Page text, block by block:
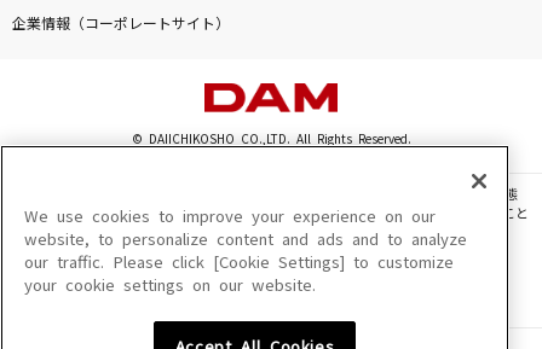
企業情報（コーポレートサイト）
© DAIICHIKOSHO CO.,LTD. All Rights Reserved.
このサイトに掲載されている一切の文章・画像・写真・動画・音声等を、手段や形態
を問わず、著作権法の定める範囲を超えて無断で複製、転載、ファイル化などすること
を禁じます。
楽曲及びコンテンツは、機種によりご利用いただけない場合があります。
楽曲及びコンテンツの配信日、配信内容が変更になる場合があります。
We use cookies to improve your experience on our
website, to personalize content and ads and to analyze
our traffic. Please click [Cookie Settings] to customize
your cookie settings on our website.